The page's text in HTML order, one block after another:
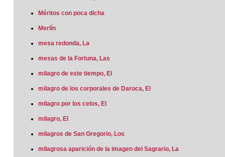
Méritos con poca dicha
Merlín
mesa redonda, La
mesas de la Fortuna, Las
milagro de este tiempo, El
milagro de los corporales de Daroca, El
milagro por los celos, El
milagro, El
milagros de San Gregorio, Los
milagrosa aparición de la imagen del Sagrario, La